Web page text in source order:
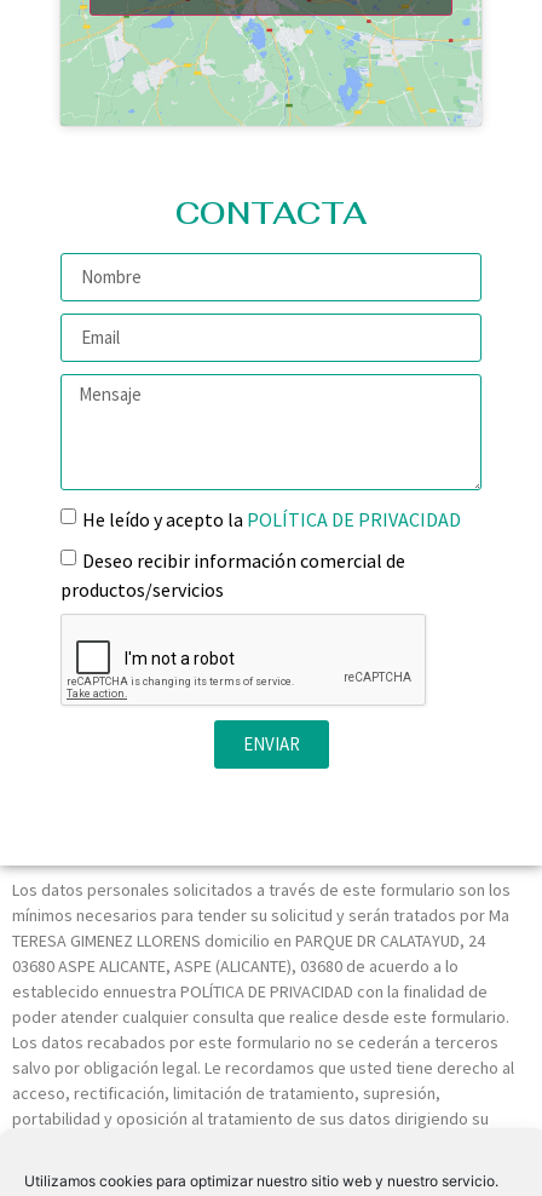
Utilizamos cookies para optimizar nuestro sitio web y nuestro servicio.
CONTACTA
He leído y acepto la POLÍTICA DE PRIVACIDAD
Deseo recibir información comercial de
productos/servicios
ENVIAR
Los datos personales solicitados a través de este formulario son los
mínimos necesarios para tender su solicitud y serán tratados por Ma
TERESA GIMENEZ LLORENS domicilio en PARQUE DR CALATAYUD, 24
03680 ASPE ALICANTE, ASPE (ALICANTE), 03680 de acuerdo a lo
establecido ennuestra POLÍTICA DE PRIVACIDAD con la finalidad de
poder atender cualquier consulta que realice desde este formulario.
Los datos recabados por este formulario no se cederán a terceros
salvo por obligación legal. Le recordamos que usted tiene derecho al
acceso, rectificación, limitación de tratamiento, supresión,
portabilidad y oposición al tratamiento de sus datos dirigiendo su